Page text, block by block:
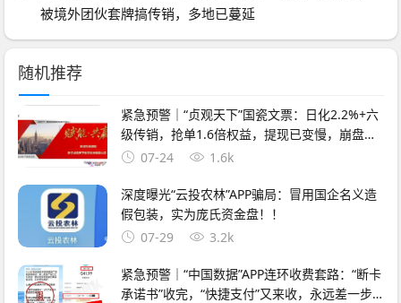
被境外团伙套牌搞传销，多地已蔓延
随机推荐
紧急预警｜“贞观天下”国瓷文票：日化2.2%+六
级传销，抢单1.6倍权益，提现已变慢，崩盘在
即 07-24 1.6k
深度曝光“云投农林”APP骗局：冒用国企名义造
假包装，实为庞氏资金盘！！
07-29
3.2k
紧急预警｜“中国数据”APP连环收费套路：“断卡
承诺书”收完，“快捷支付”又来收，永远差一步